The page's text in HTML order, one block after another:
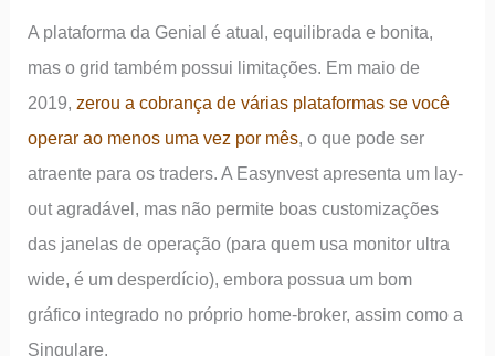
A plataforma da Genial é atual, equilibrada e bonita,
mas o grid também possui limitações. Em maio de
2019,zerou a cobrança de várias plataformas se você
operar ao menos uma vez por mês, o que pode ser
atraente para os traders. A Easynvest apresenta um lay-
out agradável, mas não permite boas customizações
das janelas de operação (para quem usa monitor ultra
wide, é um desperdício), embora possua um bom
gráfico integrado no próprio home-broker, assim como a
Singulare.